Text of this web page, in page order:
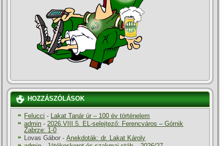
HOZZÁSZÓLÁSOK
Felucci - Lakat Tanár úr – 100 év történelem
admin - 2026.VIII.5. EL-selejtező: Ferencváros – Górnik
Zabrze: 1-0
Lovas Gábor -Anekdoták: dr. Lakat Károly